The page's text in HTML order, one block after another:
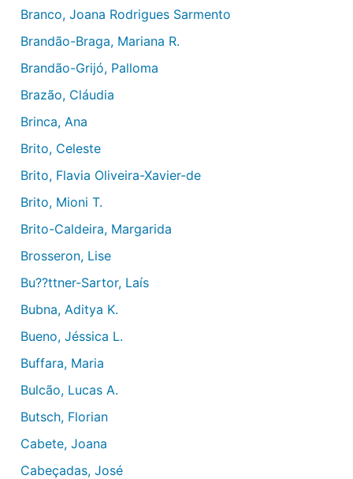
Branco, Joana Rodrigues Sarmento
Brandão-Braga, Mariana R.
Brandão-Grijó, Palloma
Brazão, Cláudia
Brinca, Ana
Brito, Celeste
Brito, Flavia Oliveira-Xavier-de
Brito, Mioni T.
Brito-Caldeira, Margarida
Brosseron, Lise
Bu??ttner-Sartor, Laís
Bubna, Aditya K.
Bueno, Jéssica L.
Buffara, Maria
Bulcão, Lucas A.
Butsch, Florian
Cabete, Joana
Cabeçadas, José